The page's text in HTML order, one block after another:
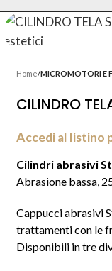
Home MICROMOTORI E
CILINDRO
Accedi al listino
Cilindri abrasivi
Abrasione bassa,
Cappucci abrasivi
trattamenti con le
Disponibili in tre